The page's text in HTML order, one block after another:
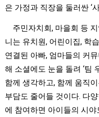
은 가정과 직장을 둘러싼 ‘
주민자치회, 마을회 등
니는 유치원, 어린이집, 학
연결된 아빠, 엄마들의 커
해 소셜에도 눈을 돌려 ‘팀
함께 생각하고, 함께 움직
부담도 줄어들 것이다. 다
에 참여하면 아이들의 시